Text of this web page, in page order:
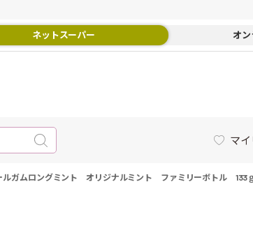
ネットスーパー オ
マイ
ガムロングミント オリジナルミント ファミリーボトル 133